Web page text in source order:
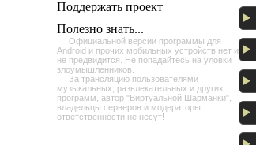
Поддержать проект
Полезно знать...
Официальной версии программы для
Android и прочих мобильных устройств нет и
не предвидится. Не попадайтесь на уловки
злоумышленников.
За трансляцию пользователями
музыкальных, развлекательных и других
программ, автор "Виртуальной Шарманки",
владельцы серверов и модераторы
ответственности не несут!